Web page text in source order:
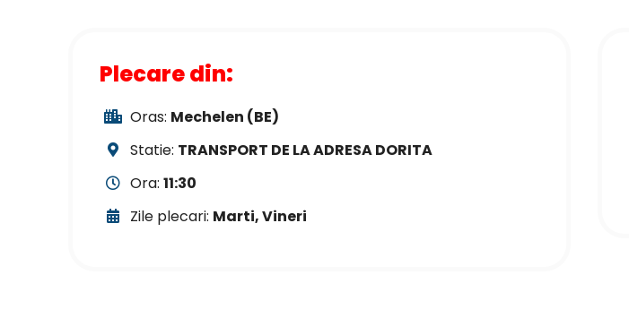
Plecare din:
Oras: Mechelen (BE)
Statie: TRANSPORT DE LA ADRESA DORITA
Ora: 11:30
Zile plecari: Marti, Vineri